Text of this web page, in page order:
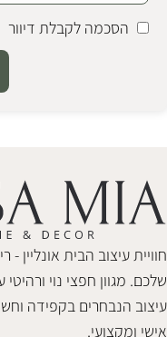
הסכמה לקבלת דיוור
חוויית עיצוב הבית אונליין
שלכם. מגוון חפצי נוי
עיצוב הנבחרים בקפידה
אישי ומקצועי.